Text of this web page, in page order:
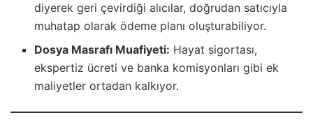
diyerek geri çevirdiği alıcılar, doğrudan satıcıyla
muhatap olarak ödeme planı oluşturabiliyor.
Dosya Masrafı Muafiyeti: Hayat sigortası,
ekspertiz ücreti ve banka komisyonları gibi ek
maliyetler ortadan kalkıyor.